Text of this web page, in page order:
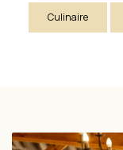
Culinaire